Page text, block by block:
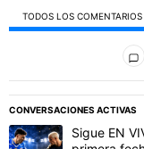
TODOS LOS COMENTARIOS
Todos los